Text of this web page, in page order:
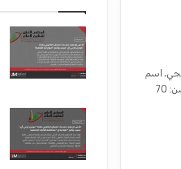
اسم
الشهرة (الاسم الصحفي): محمد سعد خطاب. السن: 70
ب
و
ك
u
T
u
e